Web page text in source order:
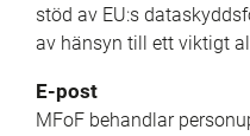
stöd av EU:s
av hänsyn till ett viktigt
E-post
MFoF behandlar